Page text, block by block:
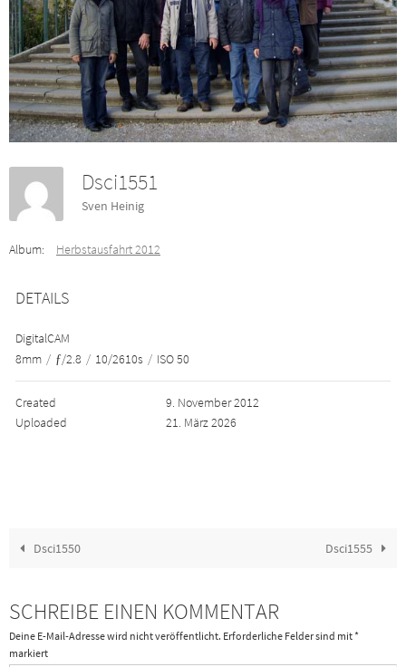
Dsci1551
Sven Heinig
Album: Herbstausfahrt 2012
DETAILS
DigitalCAM
8mm / ƒ/2.8 / 10/2610s / ISO 50
Created
9. November 2012
Uploaded
21. März 2026
Dsci1550 Dsci1555
SCHREIBE EINEN KOMMENTAR
Deine E-Mail-Adresse wird nicht veröffentlicht. Erforderliche Felder sind mit*
markiert